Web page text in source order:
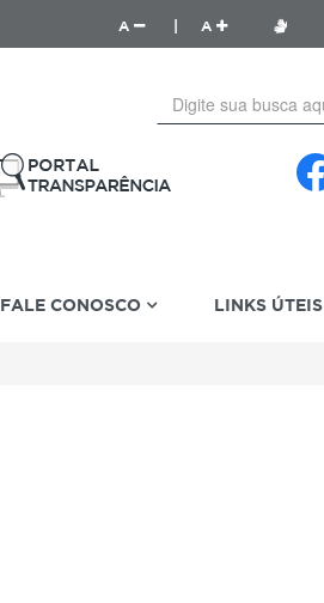
A A
FALE CONOSCO LINKS ÚTEIS